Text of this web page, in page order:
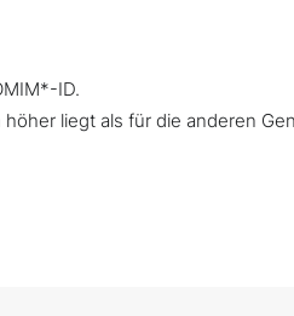
ID.
liegt als für die anderen